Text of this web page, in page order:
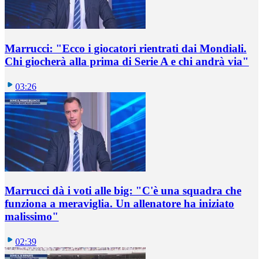
Marrucci: "Ecco i giocatori rientrati dai Mondiali.
Chi giocherà alla prima di Serie A e chi andrà via"
03:26
Marrucci dà i voti alle big: "C'è una squadra che
funziona a meraviglia. Un allenatore ha iniziato
malissimo"
02:39